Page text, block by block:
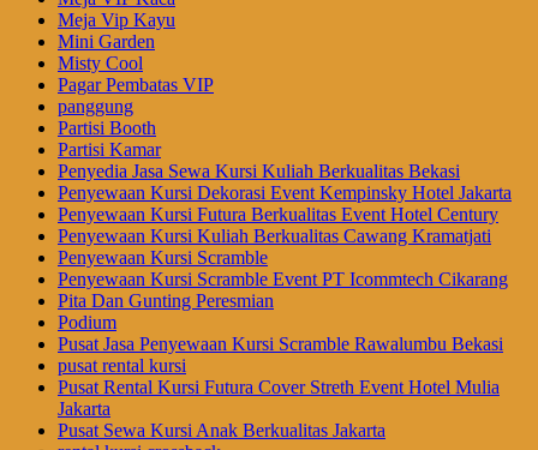
Meja Vip Kayu
Mini Garden
Misty Cool
Pagar Pembatas VIP
panggung
Partisi Booth
Partisi Kamar
Penyedia Jasa Sewa Kursi Kuliah Berkualitas Bekasi
Penyewaan Kursi Dekorasi Event Kempinsky Hotel Jakarta
Penyewaan Kursi Futura Berkualitas Event Hotel Century
Penyewaan Kursi Kuliah Berkualitas Cawang Kramatjati
Penyewaan Kursi Scramble
Penyewaan Kursi Scramble Event PT Icommtech Cikarang
Pita Dan Gunting Peresmian
Podium
Pusat Jasa Penyewaan Kursi Scramble Rawalumbu Bekasi
pusat rental kursi
Pusat Rental Kursi Futura Cover Streth Event Hotel Mulia
Jakarta
Pusat Sewa Kursi Anak Berkualitas Jakarta